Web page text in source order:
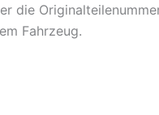
die
Fahrzeug.